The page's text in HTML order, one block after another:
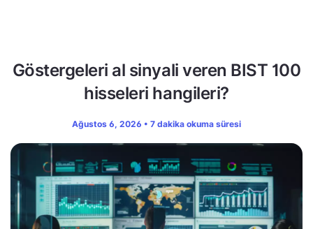
Göstergeleri al sinyali veren BIST 100
hisseleri hangileri?
Ağustos 6, 2026 • 7 dakika okuma süresi